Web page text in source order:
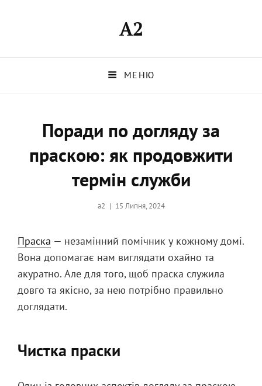
A2
МЕНЮ
Поради по догляду за
праскою: як продовжити
термін служби
a2
Опубликовано
15 Липня, 2024
Праска — незамінний помічник у кожному домі.
Вона допомагає нам виглядати охайно та
акуратно. Але для того, щоб праска служила
довго та якісно, за нею потрібно правильно
доглядати.
Чистка праски